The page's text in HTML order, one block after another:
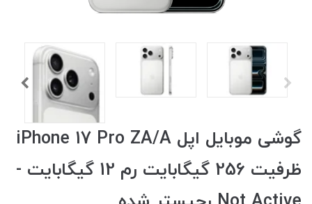
گوشی موبایل اپل iPhone 17 Pro ZA/A
ظرفیت 256 گیگابایت رم 12 گیگابایت -